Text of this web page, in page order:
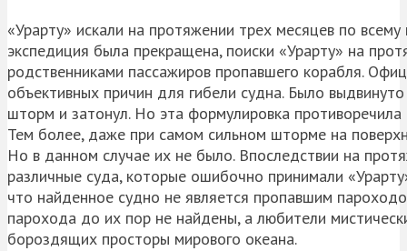
«Урарту» искали на протяжении трех месяцев по
экспедиция была прекращена, поиски «Урарту» на
родственниками пассажиров пропавшего корабля.
объективных причин для гибели судна. Было
шторм и затонул. Но эта формулировка
Тем более, даже при самом сильном шторме на
Но в данном случае их не было. Впоследствии на
различные суда, которые ошибочно принимали
что найденное судно не является пропавшим
парохода до их пор не найдены, а любители
бороздящих просторы мирового океана.